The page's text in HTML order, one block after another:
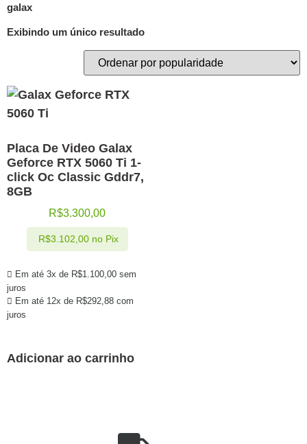
galax
Exibindo um único resultado
Placa De Video Galax
Geforce RTX 5060 Ti 1-
click Oc Classic Gddr7,
8GB
R$3.300,00
Em até 3x de R$1.100,00 sem
juros
Em até 12x de R$292,88 com
juros
R$3.102,00 no Pix
Adicionar ao carrinho